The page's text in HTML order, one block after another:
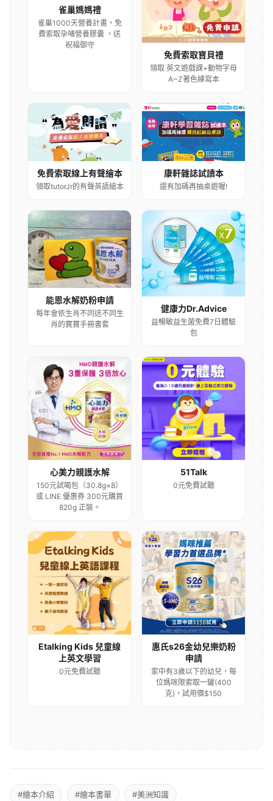
雀巢媽媽禮
雀巢1000天營養計畫，免
費索取孕哺營養膠囊 ，送
祝福御守
免費索取寶貝禮
領取 英文遊戲課+動物字母
A~Z著色練寫本
免費索取線上有聲繪本
領取tutorJr的有聲英語繪本
康軒雜誌試讀本
還有加碼再抽桌遊喔!
能恩水解奶粉申請
每年會依生肖不同送不同生
肖的寶寶手冊書套
健康力Dr.Advice
益暢敏益生菌免費7日體驗
包
心美力親護水解
150元試喝包（30.8g×8）
或 LINE 優惠券 300元購買
820g 正裝。
51Talk
0元免費試聽
Etalking Kids 兒童線
上英文學習
0元免費試聽
惠氏s26金幼兒樂奶粉
申請
家中有3歲以下的幼兒，每
位媽咪限索取一罐(400
克)，試用價$150
#繪本介紹 #繪本書單 #美洲知識